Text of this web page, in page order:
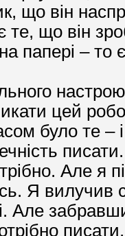
що він
що він
папері –
цей
було те
Але
Я вилучив
Але